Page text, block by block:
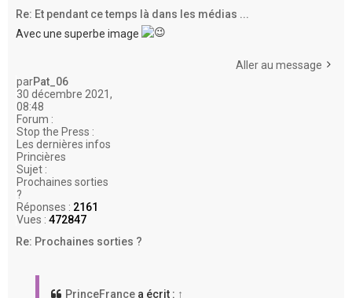
Re: Et pendant ce temps là dans les médias ...
Avec une superbe image
Aller au message
parPat_06
30 décembre 2021,
08:48
Forum :
Stop the Press :
Les dernières infos
Princières
Sujet :
Prochaines sorties
?
Réponses : 2161
Vues : 472847
Re: Prochaines sorties ?
PrinceFrance a écrit : ↑